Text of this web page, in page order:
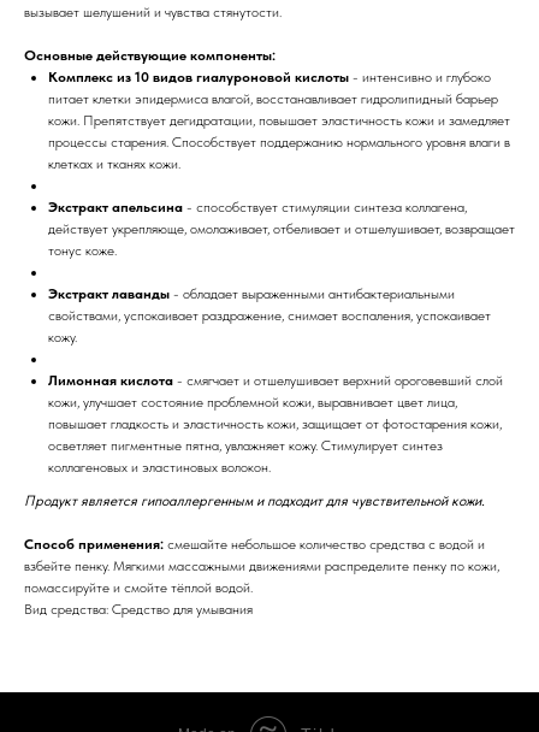
вызывает шелушений и чувства стянутости.
Основные действующие компоненты:
Комплекс из 10 видов гиалуроновой кислоты - интенсивно и глубоко
питает клетки эпидермиса влагой, восстанавливает гидролипидный барьер
кожи. Препятствует дегидратации, повышает эластичность кожи и замедляет
процессы старения. Способствует поддержанию нормального уровня влаги в
клетках и тканях кожи.
Экстракт апельсина - способствует стимуляции синтеза коллагена,
действует укрепляюще, омолаживает, отбеливает и отшелушивает, возвращает
тонус коже.
Экстракт лаванды - обладает выраженными антибактериальными
свойствами, успокаивает раздражение, снимает воспаления, успокаивает
кожу.
Лимонная кислота - смягчает и отшелушивает верхний ороговевший слой
кожи, улучшает состояние проблемной кожи, выравнивает цвет лица,
повышает гладкость и эластичность кожи, защищает от фотостарения кожи,
осветляет пигментные пятна, увлажняет кожу. Стимулирует синтез
коллагеновых и эластиновых волокон.
Продукт является гипоаллергенным и подходит для чувствительной кожи.
Способ применения: смешайте небольшое количество средства с водой и
взбейте пенку. Мягкими массажными движениями распределите пенку по кожи,
помассируйте и смойте тёплой водой.
Вид средства: Средство для умывания